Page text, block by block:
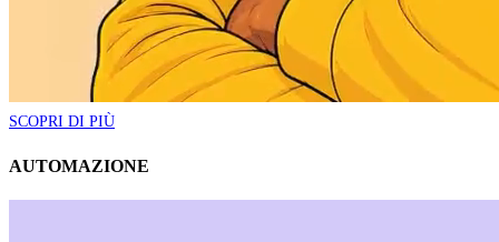
SCOPRI DI PIÙ
AUTOMAZIONE